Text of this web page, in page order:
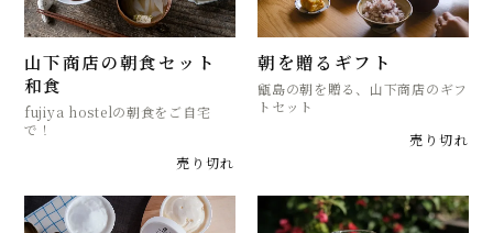
山下商店の朝食セット
和食
fujiya hostelの朝食をご自宅
で！
売り切れ
朝を贈るギフト
甑島の朝を贈る、山下商店のギフ
トセット
売り切れ